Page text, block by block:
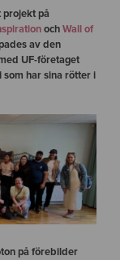
på
ochWall of
av den
UF-företaget
har sina rötter i
på förebilder